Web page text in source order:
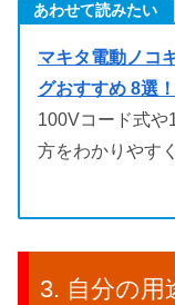
あわせて読みたい
マキタ電動ノコ
グおすすめ 8選
100Vコード式や
方をわかりやす
自分の用